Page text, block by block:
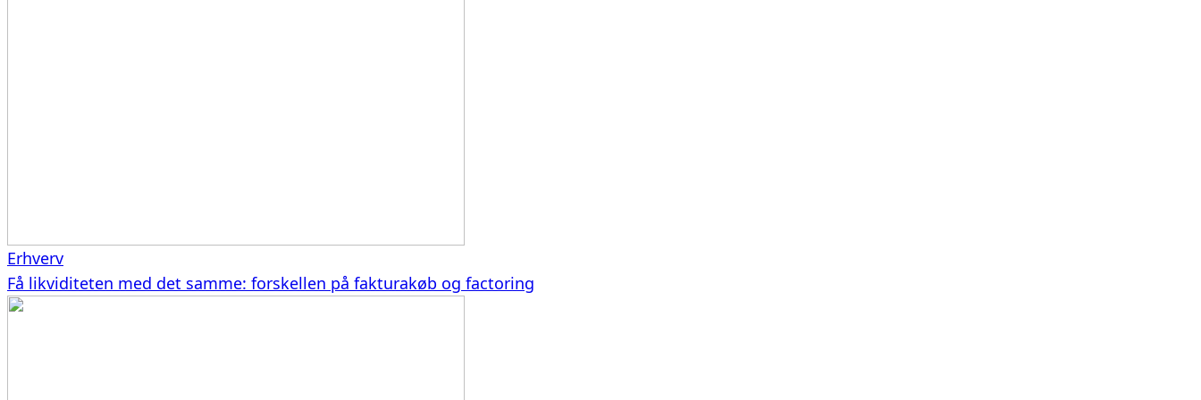
Erhverv
Få likviditeten med det samme: forskellen på fakturakøb og factoring